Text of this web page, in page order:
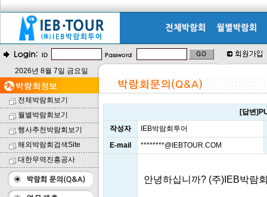
2026년 8월 7일 금요일
전체박람회보기
월별박람회보기
행사추천박람회보기
해외박람회검색Site
대한무역진흥공사
[답변
작성자
IEB박람회투어
E-mail
********@IEBTOUR.COM
안녕하십니까? (주)IEB박람